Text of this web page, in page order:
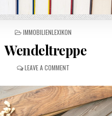
POSTED IN
IMMOBILIENLEXIKON
Wendeltreppe
LEAVE A COMMENTON WENDELTREPPE